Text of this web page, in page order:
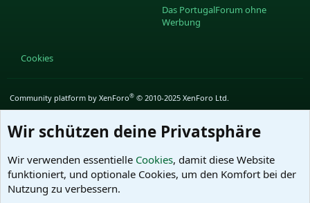
Das PortugalForum ohne
Werbung
Cookies
Community platform by XenForo® © 2010-2025 XenForo Ltd.
Wir schützen deine Privatsphäre
Wir verwenden essentielle Cookies, damit diese Website
funktioniert, und optionale Cookies, um den Komfort bei der
Nutzung zu verbessern.